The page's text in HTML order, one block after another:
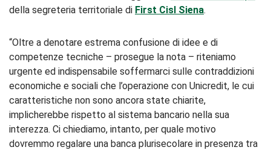
della segreteria territoriale di First Cisl Siena.
“Oltre a denotare estrema confusione di idee e di
competenze tecniche – prosegue la nota – riteniamo
urgente ed indispensabile soffermarci sulle contraddizioni
economiche e sociali che l’operazione con Unicredit, le cui
caratteristiche non sono ancora state chiarite,
implicherebbe rispetto al sistema bancario nella sua
interezza. Ci chiediamo, intanto, per quale motivo
dovremmo regalare una banca plurisecolare in presenza tra